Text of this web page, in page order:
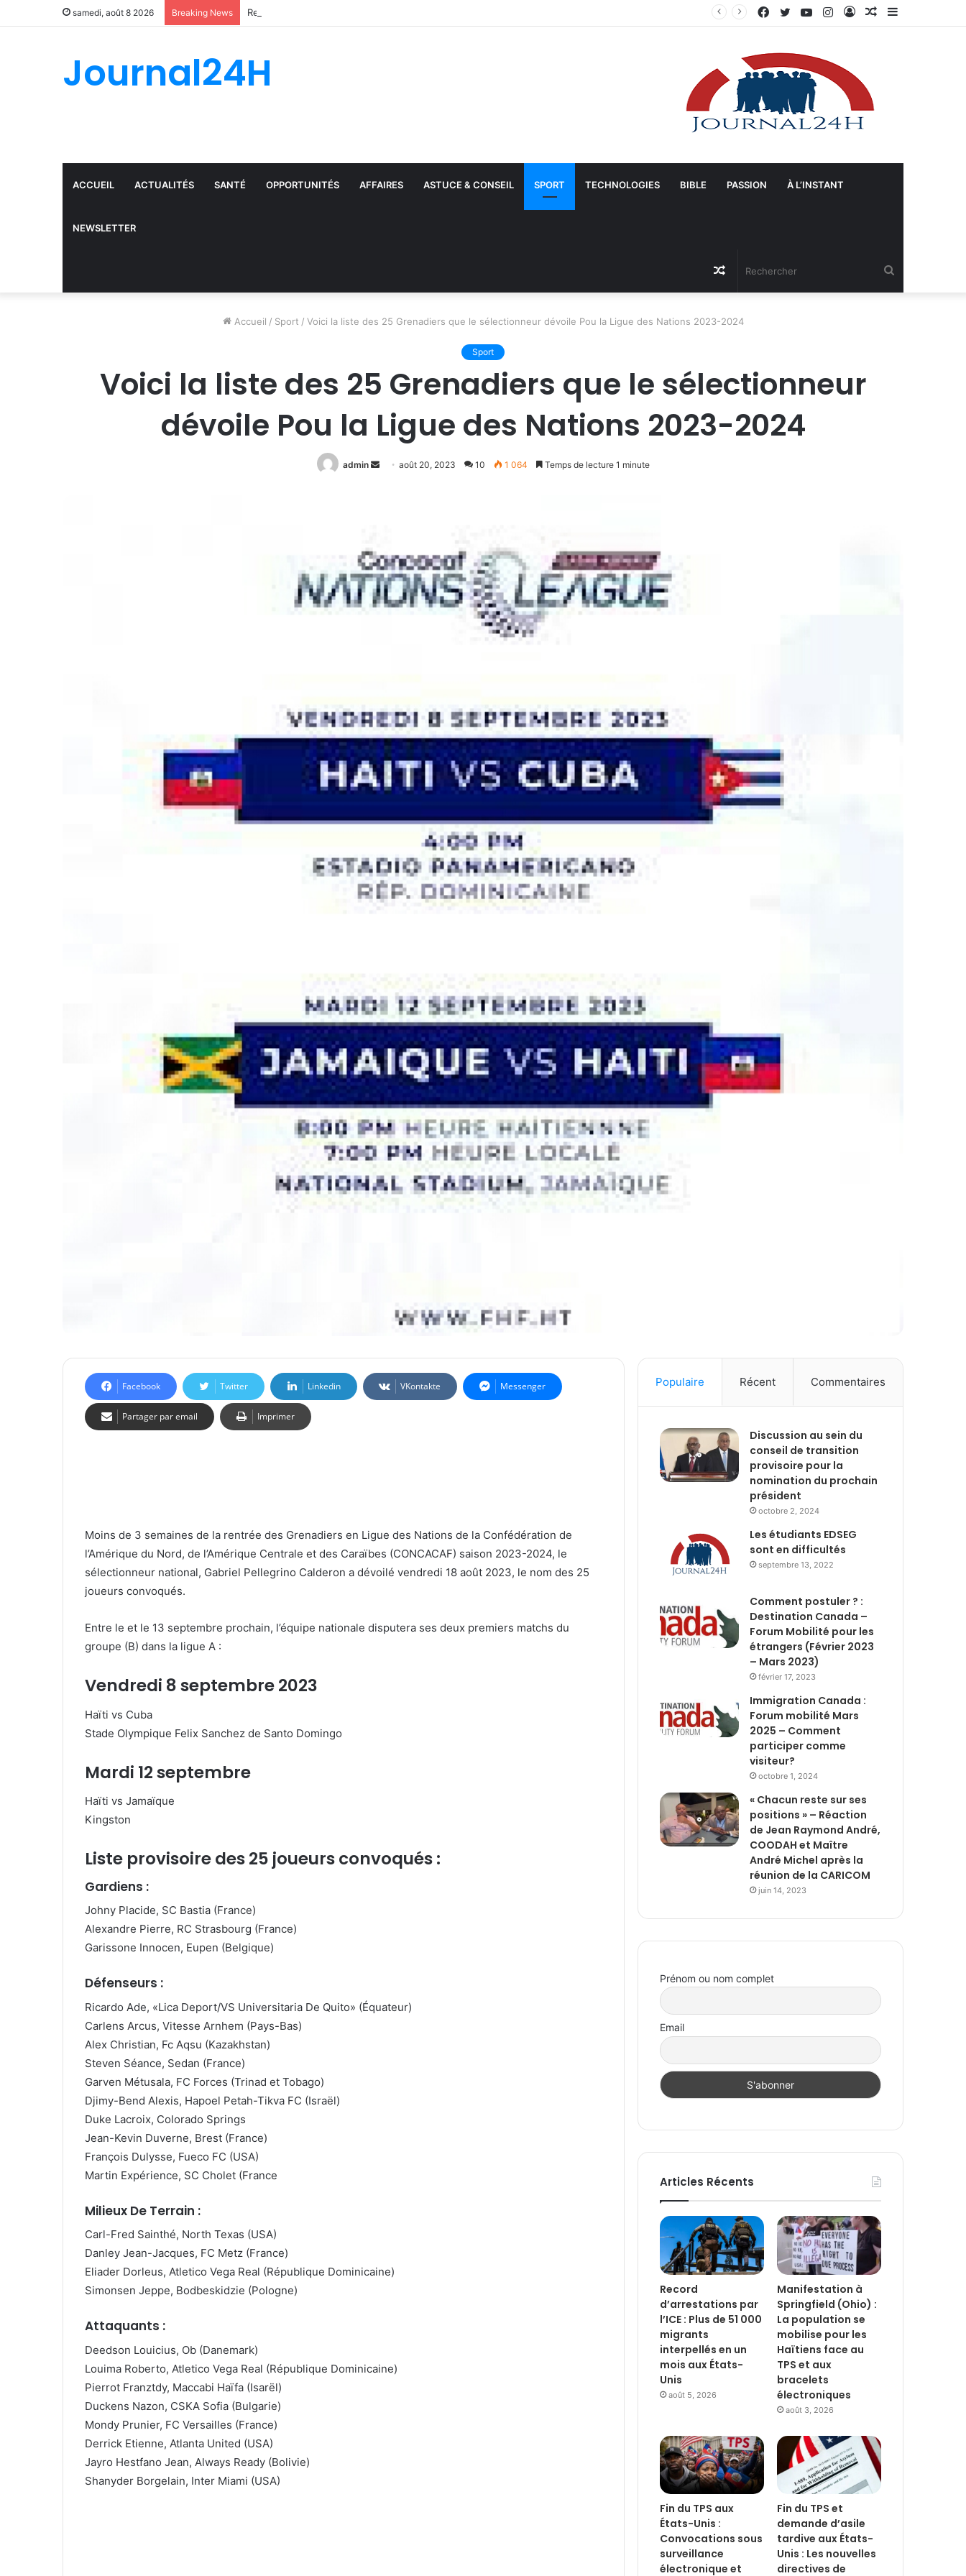
samedi, août 8 2026 Breaking News Record d’arrestations par l’ICE : Plus de 51 000 migrants interpellés en un mois aux États-Unis
Sidebar
Article
Connexion
Instagram
YouTube
Twitter
Facebook
Journal24H
ACCUEIL ACTUALITÉS SANTÉ OPPORTUNITÉS AFFAIRES ASTUCE & CONSEIL SPORT TECHNOLOGIES BIBLE PASSION À L’INSTANT
NEWSLETTER
Article
Accueil / Sport / Voici la liste des 25 Grenadiers que le sélectionneur dévoile Pou la Ligue des Nations 2023-2024
Sport
Voici la liste des 25 Grenadiers que le sélectionneur
dévoile Pou la Ligue des Nations 2023-2024
admin
Envoyeraoût 20, 2023 10 1 064 Temps de lecture 1 minute
Facebook Twitter Linkedin VKontakte Messenger
Partager par email Imprimer
Moins de 3 semaines de la rentrée des Grenadiers en Ligue des Nations de la Confédération de
l’Amérique du Nord, de l’Amérique Centrale et des Caraïbes (CONCACAF) saison 2023-2024, le
sélectionneur national, Gabriel Pellegrino Calderon a dévoilé vendredi 18 août 2023, le nom des 25
joueurs convoqués.
Entre le et le 13 septembre prochain, l’équipe nationale disputera ses deux premiers matchs du
groupe (B) dans la ligue A :
Vendredi 8 septembre 2023
Haïti vs Cuba
Stade Olympique Felix Sanchez de Santo Domingo
Mardi 12 septembre
Haïti vs Jamaïque
Kingston
Liste provisoire des 25 joueurs convoqués :
Gardiens :
Johny Placide, SC Bastia (France)
Alexandre Pierre, RC Strasbourg (France)
Garissone Innocen, Eupen (Belgique)
Défenseurs :
Ricardo Ade, «Lica Deport/VS Universitaria De Quito» (Équateur)
Carlens Arcus, Vitesse Arnhem (Pays-Bas)
Alex Christian, Fc Aqsu (Kazakhstan)
Steven Séance, Sedan (France)
Garven Métusala, FC Forces (Trinad et Tobago)
Djimy-Bend Alexis, Hapoel Petah-Tikva FC (Israël)
Duke Lacroix, Colorado Springs
Jean-Kevin Duverne, Brest (France)
François Dulysse, Fueco FC (USA)
Martin Expérience, SC Cholet (France
Milieux De Terrain :
Carl-Fred Sainthé, North Texas (USA)
Danley Jean-Jacques, FC Metz (France)
Eliader Dorleus, Atletico Vega Real (République Dominicaine)
Simonsen Jeppe, Bodbeskidzie (Pologne)
Attaquants :
Deedson Louicius, Ob (Danemark)
Louima Roberto, Atletico Vega Real (République Dominicaine)
Pierrot Franztdy, Maccabi Haïfa (Isarël)
Duckens Nazon, CSKA Sofia (Bulgarie)
Mondy Prunier, FC Versailles (France)
Derrick Etienne, Atlanta United (USA)
Jayro Hestfano Jean, Always Ready (Bolivie)
Shanyder Borgelain, Inter Miami (USA)
Populaire Récent Commentaires
Discussion au sein du
conseil de transition
provisoire pour la
nomination du prochain
président
octobre 2, 2024
Les étudiants EDSEG
sont en difficultés
septembre 13, 2022
Comment postuler ? :
Destination Canada –
Forum Mobilité pour les
étrangers (Février 2023
– Mars 2023)
février 17, 2023
Immigration Canada :
Forum mobilité Mars
2025 – Comment
participer comme
visiteur?
octobre 1, 2024
« Chacun reste sur ses
positions » – Réaction
de Jean Raymond André,
COODAH et Maître
André Michel après la
réunion de la CARICOM
juin 14, 2023
Prénom ou nom complet
Email
Articles Récents
Record
d’arrestations par
l’ICE : Plus de 51 000
migrants
interpellés en un
mois aux États-
Unis
août 5, 2026
Manifestation à
Springfield (Ohio) :
La population se
mobilise pour les
Haïtiens face au
TPS et aux
bracelets
électroniques
août 3, 2026
Fin du TPS aux
États-Unis :
Convocations sous
surveillance
électronique et
Fin du TPS et
demande d’asile
tardive aux États-
Unis : Les nouvelles
directives de